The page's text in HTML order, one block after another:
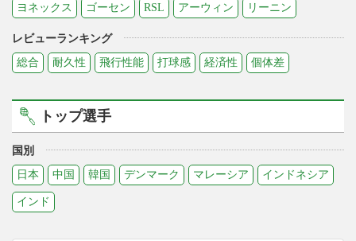
ヨネックス
ゴーセン RSL アーウィン リーニン
レビューランキング
総合
耐久性 飛行性能 打球感 経済性 個体差
トップ選手
国別
日本
中国 韓国 デンマーク マレーシア インドネシア
インド